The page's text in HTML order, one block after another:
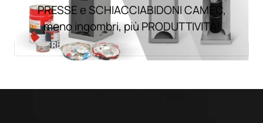
PRESSE e SCHIACCIABIDONI CAMEC,
meno ingombri, più PRODUTTIVITÀ!